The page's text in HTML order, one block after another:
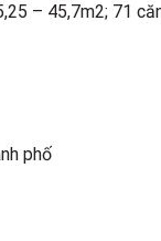
– 45,7m2; 71
phố